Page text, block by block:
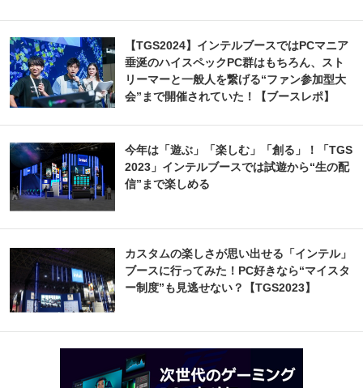
【TGS2024】インテルブースではPCマニア
垂涎のハイスペックPC群はもちろん、スト
リーマーと一般人を繋げる“ファン参加型大
会”まで開催されていた！【ブースレポ】
今年は「遊ぶ」「楽しむ」「創る」！「TGS
2023」インテルブースでは試遊から“生の配
信”まで楽しめる
カスタムの楽しさが思い出せる「インテル」
ブースに行ってみた！PC好きなら“マイスタ
ー制度”も見逃せない？【TGS2023】